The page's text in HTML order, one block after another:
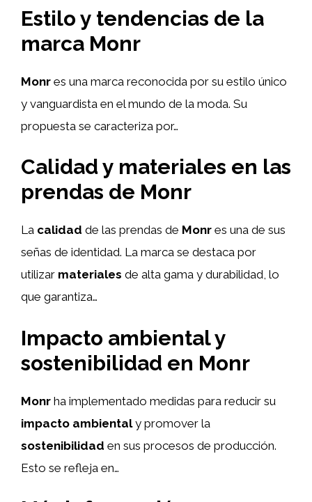
Estilo y tendencias de la
marca Monr
Monr es una marca reconocida por su estilo único
y vanguardista en el mundo de la moda. Su
propuesta se caracteriza por…
Calidad y materiales en las
prendas de Monr
La calidad de las prendas de Monr es una de sus
señas de identidad. La marca se destaca por
utilizar materiales de alta gama y durabilidad, lo
que garantiza…
Impacto ambiental y
sostenibilidad en Monr
Monr ha implementado medidas para reducir su
impacto ambientaly promover la
sostenibilidad en sus procesos de producción.
Esto se refleja en…